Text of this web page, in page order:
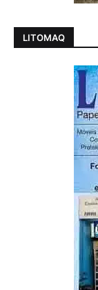
LITOMAQ